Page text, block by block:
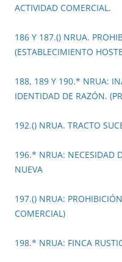
ACTIVIDAD COMERCIAL.
186 Y 187.() NRUA.
(ESTABLECIMIENTO
188, 189 Y 190.* NRUA:
IDENTIDAD DE RAZÓN.
192.() NRUA. TRACTO
196.* NRUA: NECESIDAD
NUEVA
197.() NRUA:
COMERCIAL)
198.* NRUA: FINCA